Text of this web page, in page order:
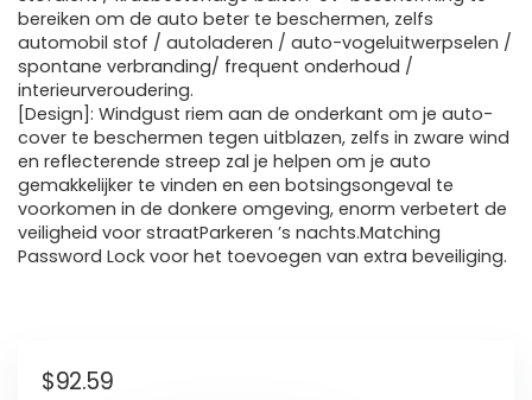
bereiken om de auto beter te beschermen, zelfs
automobil stof / autoladeren / auto-vogeluitwerpselen /
spontane verbranding/ frequent onderhoud /
interieurveroudering.
[Design]: Windgust riem aan de onderkant om je auto-
cover te beschermen tegen uitblazen, zelfs in zware wind
en reflecterende streep zal je helpen om je auto
gemakkelijker te vinden en een botsingsongeval te
voorkomen in de donkere omgeving, enorm verbetert de
veiligheid voor straatParkeren ’s nachts.Matching
Password Lock voor het toevoegen van extra beveiliging.
$92.59